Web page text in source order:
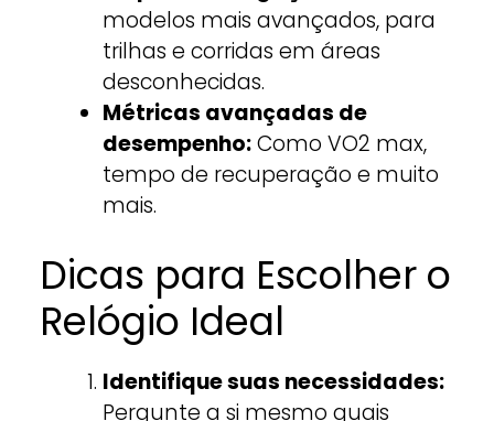
modelos mais avançados, para
trilhas e corridas em áreas
desconhecidas.
Métricas avançadas de
desempenho:Como VO2 max,
tempo de recuperação e muito
mais.
Dicas para Escolher o
Relógio Ideal
Identifique suas necessidades:
Pergunte a si mesmo quais